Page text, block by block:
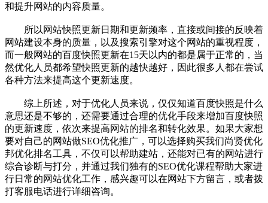
和提升网站的内容质量。
所以网站快照更新日期和更新频率，直接或间接的反映着
网站建设本身的质量，以及搜索引擎对这个网站的重视程度，
而一般网站的百度快照更新在15天以内的都是属于正常的，当
然优化人员都希望快照更新的越快越好，因此很多人都在尝试
各种方法来提高这个更新速度。
综上所述，对于优化人员来说，仅仅知道百度快照是什么
意思还是不够的，还需要通过合理的优化手段来增加百度快照
的更新速度，依次来提高网站的排名和转化效果。如果大家想
要对自己的网站做SEO优化推广，可以选择购买我们尚贤优化
邦优化排名工具，不仅可以帮助建站，还能对已有的网站进行
综合诊断与打分，并通过我们独有的SEO优化课程帮助大家进
行日常的网站优化工作，感兴趣可以在网站下方留言，或者拨
打客服电话进行详细咨询。